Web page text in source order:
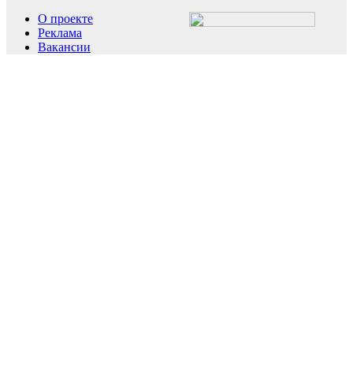
О проекте
Реклама
Вакансии